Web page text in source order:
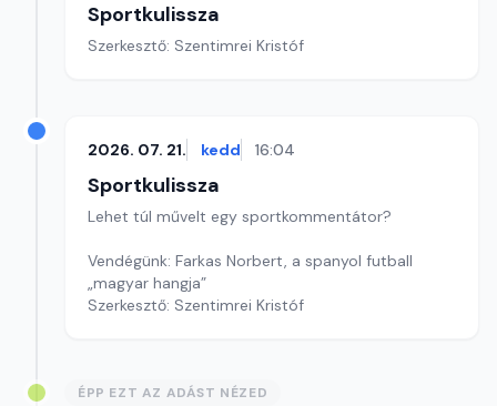
Sportkulissza
Szerkesztő: Szentimrei Kristóf
2026. 07. 21. kedd 16:04
Sportkulissza
Lehet túl művelt egy sportkommentátor?
Vendégünk: Farkas Norbert, a spanyol futball
„magyar hangja”
Szerkesztő: Szentimrei Kristóf
ÉPP EZT AZ ADÁST NÉZED